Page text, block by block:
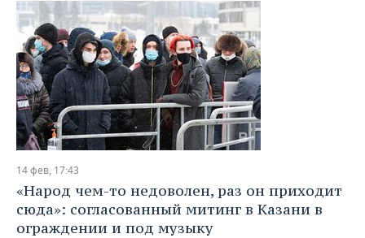
14 фев, 17:43
«Народ чем-то недоволен, раз он приходит
сюда»: согласованный митинг в Казани в
ограждении и под музыку